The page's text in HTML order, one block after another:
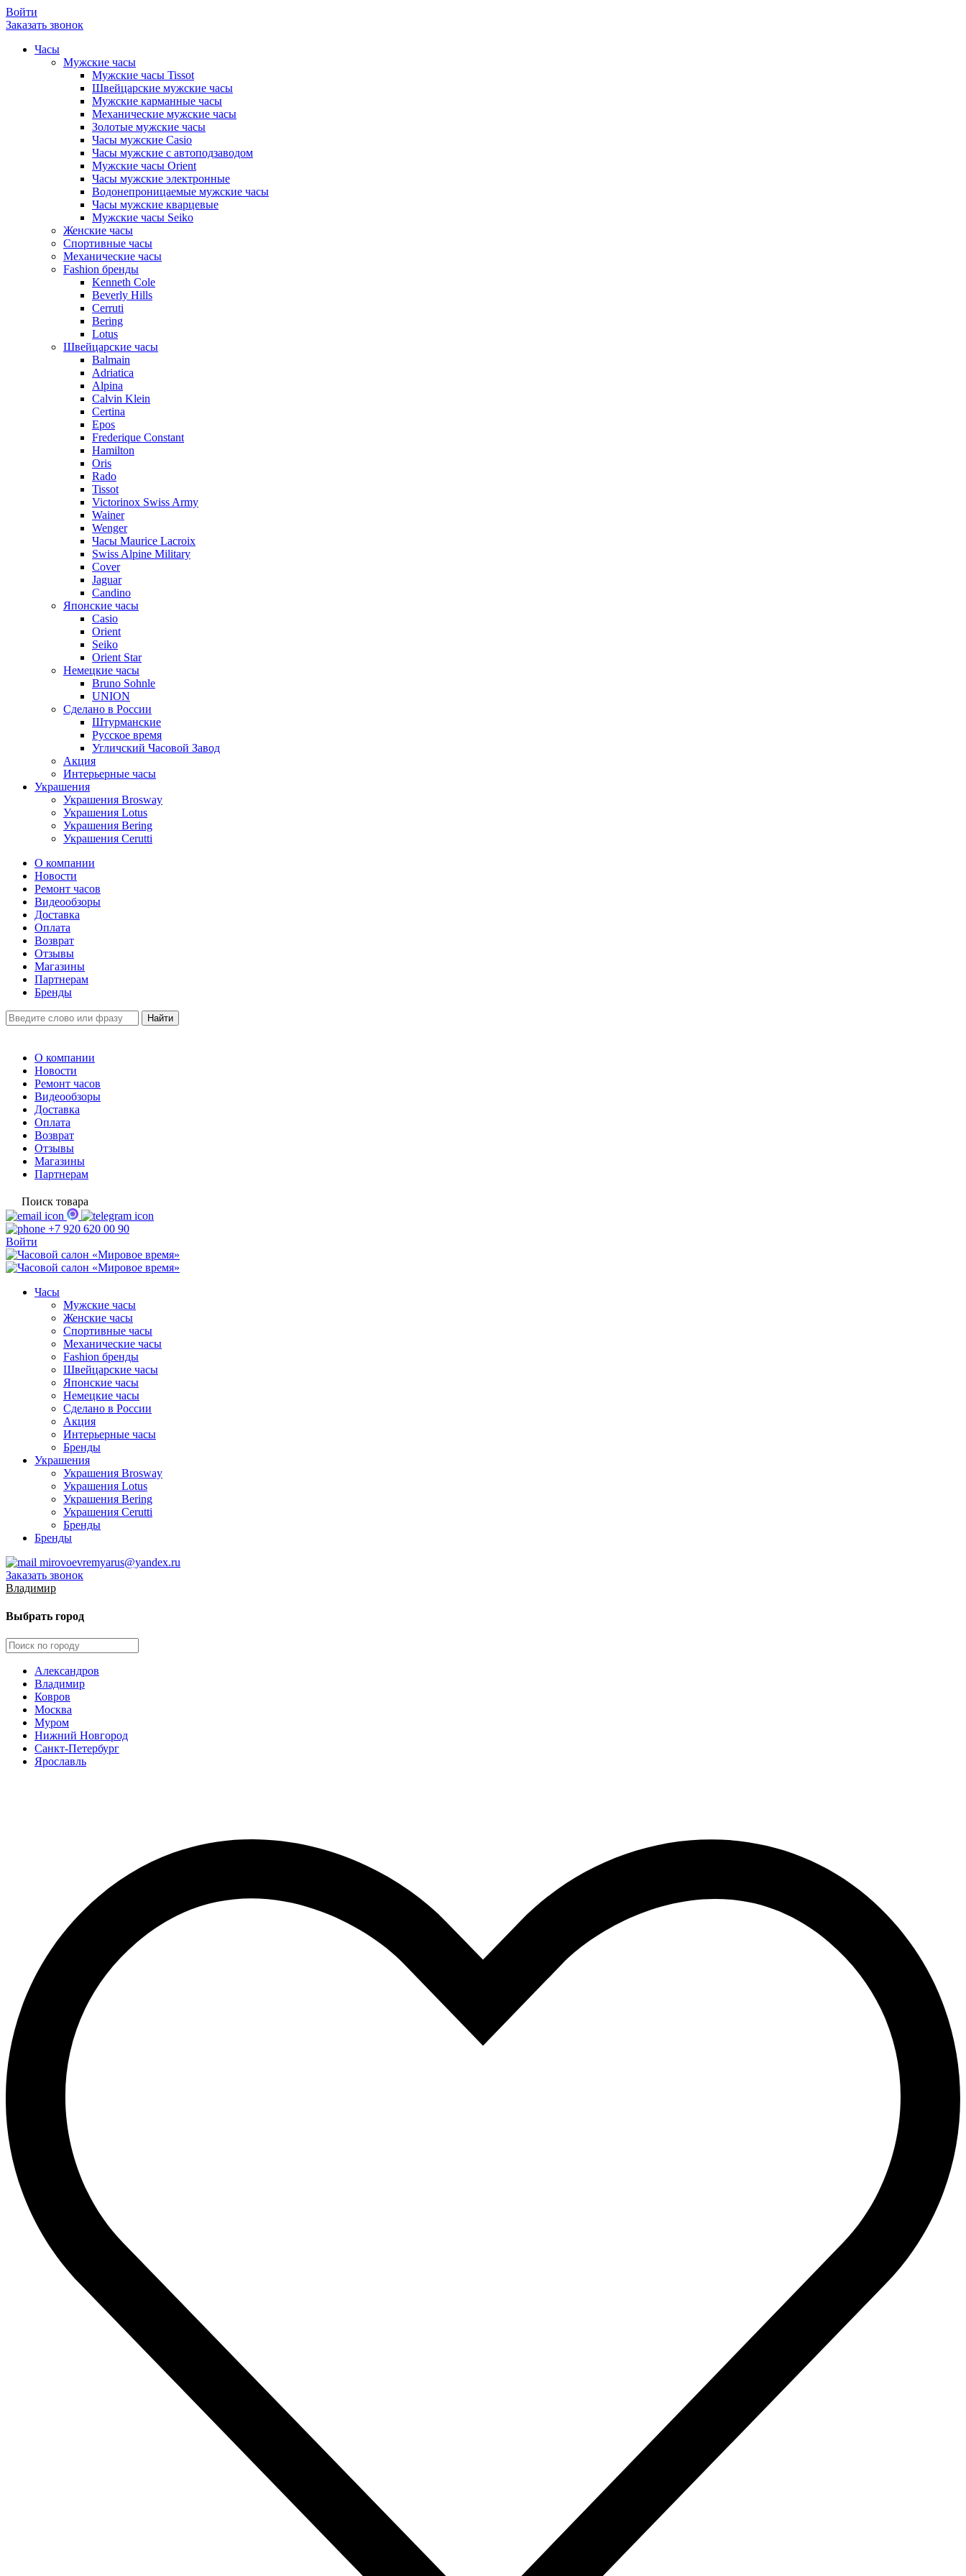
Войти
Заказать звонок
Часы
Мужские часы
Мужские часы Tissot
Швейцарские мужские часы
Мужские карманные часы
Механические мужские часы
Золотые мужские часы
Часы мужские Casio
Часы мужские с автоподзаводом
Мужские часы Orient
Часы мужские электронные
Водонепроницаемые мужские часы
Часы мужские кварцевые
Мужские часы Seiko
Женские часы
Спортивные часы
Механические часы
Fashion бренды
Kenneth Cole
Beverly Hills
Cerruti
Bering
Lotus
Швейцарские часы
Balmain
Adriatica
Alpina
Calvin Klein
Certina
Epos
Frederique Constant
Hamilton
Oris
Rado
Tissot
Victorinox Swiss Army
Wainer
Wenger
Часы Maurice Lacroix
Swiss Alpine Military
Cover
Jaguar
Candino
Японские часы
Casio
Orient
Seiko
Orient Star
Немецкие часы
Bruno Sohnle
UNION
Сделано в России
Штурманские
Русское время
Угличский Часовой Завод
Акция
Интерьерные часы
Украшения
Украшения Brosway
Украшения Lotus
Украшения Bering
Украшения Cerutti
О компании
Новости
Ремонт часов
Видеообзоры
Доставка
Оплата
Возврат
Отзывы
Магазины
Партнерам
Бренды
О компании
Новости
Ремонт часов
Видеообзоры
Доставка
Оплата
Возврат
Отзывы
Магазины
Партнерам
Поиск товара
+7 920 620 00 90
Войти
Часы
Мужские часы
Женские часы
Спортивные часы
Механические часы
Fashion бренды
Швейцарские часы
Японские часы
Немецкие часы
Сделано в России
Акция
Интерьерные часы
Бренды
Украшения
Украшения Brosway
Украшения Lotus
Украшения Bering
Украшения Cerutti
Бренды
Бренды
mirovoevremyarus@yandex.ru
Заказать звонок
Владимир
Выбрать город
Александров
Владимир
Ковров
Москва
Муром
Нижний Новгород
Санкт-Петербург
Ярославль